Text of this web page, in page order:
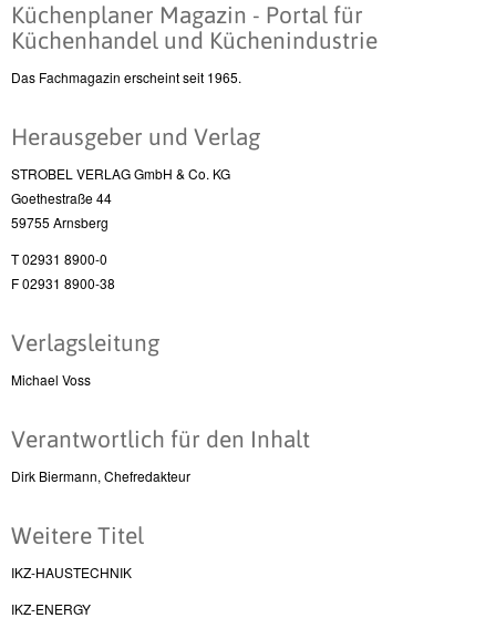
Küchenplaner Magazin - Portal für
Küchenhandel und Küchenindustrie
Das Fachmagazin erscheint seit 1965.
Herausgeber und Verlag
STROBEL VERLAG GmbH & Co. KG
Goethestraße 44
59755 Arnsberg
T 02931 8900-0
F 02931 8900-38
Verlagsleitung
Michael Voss
Verantwortlich für den Inhalt
Dirk Biermann, Chefredakteur
Weitere Titel
IKZ-HAUSTECHNIK
IKZ-ENERGY